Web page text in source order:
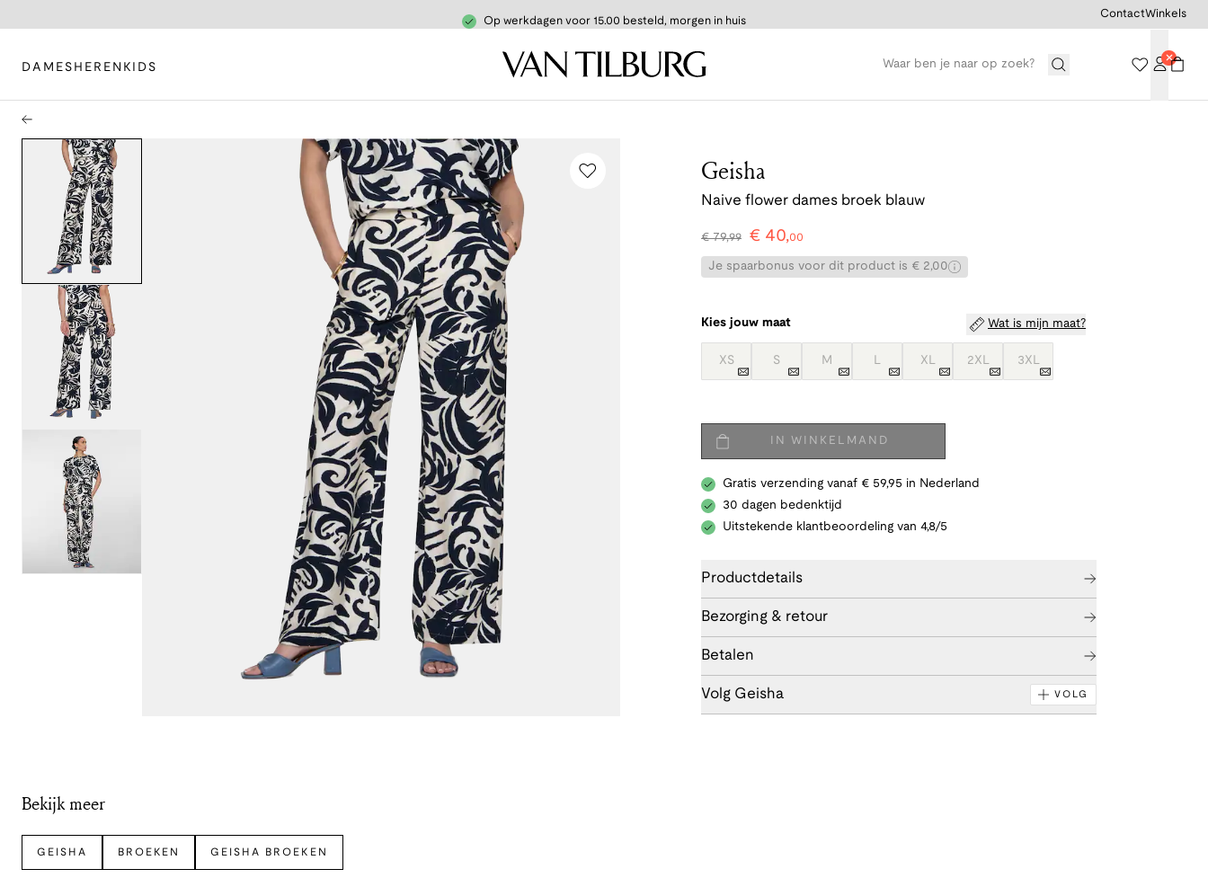
Op werkdagen voor 15.00 besteld, morgen in huis
DAMES HEREN KIDS
ContactWinkels
Geisha
Naive flower dames broek blauw
€79,99 € 40,00
Je spaarbonus voor dit product is € 2,00
Kies jouw maat Wat is mijn maat?
XS S M L XL 2XL 3XL
IN WINKELMAND
Gratis verzending vanaf € 59,95 in Nederland
30 dagen bedenktijd
Uitstekende klantbeoordeling van 4,8/5
Productdetails
Bezorging & retour
Betalen
Volg Geisha VOLG
Bekijk meer
GEISHA BROEKEN GEISHA BROEKEN